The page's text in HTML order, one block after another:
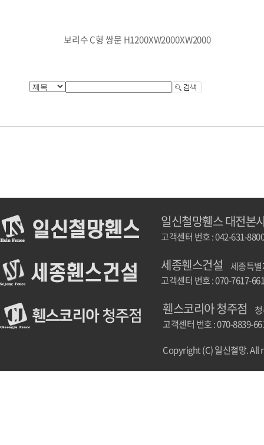
보리수 C형 쌍문 H1200XW2000XW2000
일신철망휀스 대전본
고객센터 번호 : 042-631-8800
세종휀스건설
세종특
고객센터 번호 : 070-7617-
휀스코리아 청주점
고객센터 번호 : 070-8839-
Copyright (C) 일신철망. All